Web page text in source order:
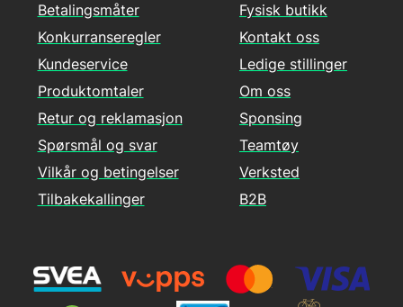
Betalingsmåter
Konkurranseregler
Kundeservice
Produktomtaler
Retur og reklamasjon
Spørsmål og svar
Vilkår og betingelser
Tilbakekallinger
Fysisk butikk
Kontakt oss
Ledige stillinger
Om oss
Sponsing
Teamtøy
Verksted
B2B